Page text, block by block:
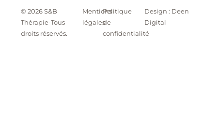
© 2026 S&B
Thérapie-Tous
droits réservés.
Mentions
légales
Politique
de
confidentialité
Design : Deen
Digital